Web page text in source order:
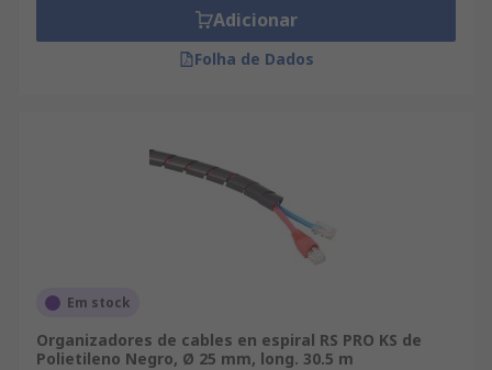
Adicionar
Folha de Dados
Em stock
Organizadores de cables en espiral RS PRO KS de
Polietileno Negro, Ø 25 mm, long. 30.5 m